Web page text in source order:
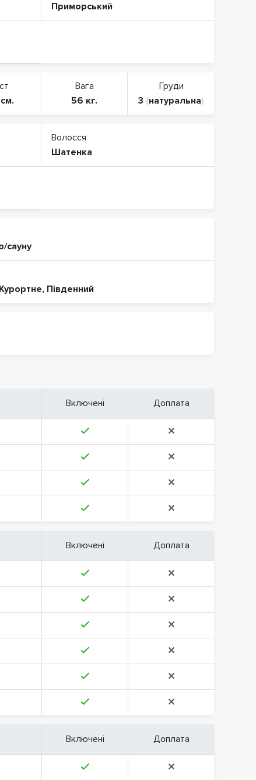
Приморський
Вага
56 кг.
Груди
3 (натуральна)
Волосся
Шатенка
сауну
Курортне, Південний
Включені Доплата
Включені Доплата
Включені Доплата